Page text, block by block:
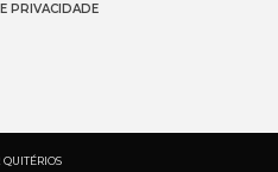
PRIVACIDADE